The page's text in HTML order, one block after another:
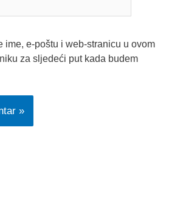
ime, e-poštu i web-stranicu u ovom
za sljedeći put kada budem